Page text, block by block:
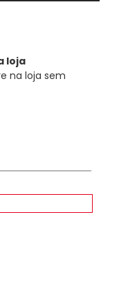
loja
na loja sem